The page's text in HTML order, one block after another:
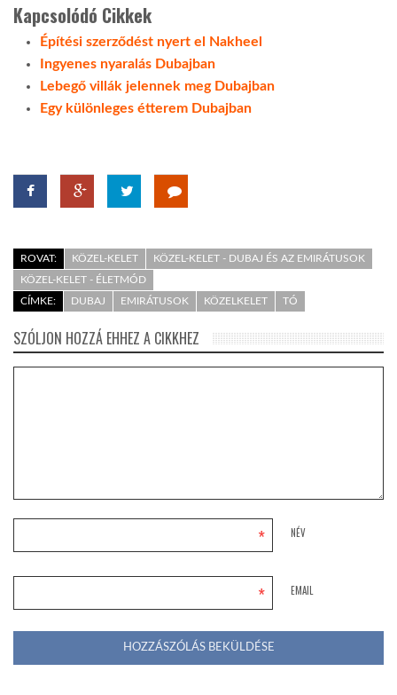
Kapcsolódó Cikkek
Építési szerződést nyert el Nakheel
Ingyenes nyaralás Dubajban
Lebegő villák jelennek meg Dubajban
Egy különleges étterem Dubajban
ROVAT: KÖZEL-KELET
KÖZEL-KELET - DUBAJ ÉS AZ EMIRÁTUSOK
KÖZEL-KELET - ÉLETMÓD
CÍMKE:
DUBAJ EMIRÁTUSOK KÖZELKELET TÓ
SZÓLJON HOZZÁ EHHEZ A CIKKHEZ
NÉV
*
EMAIL
*